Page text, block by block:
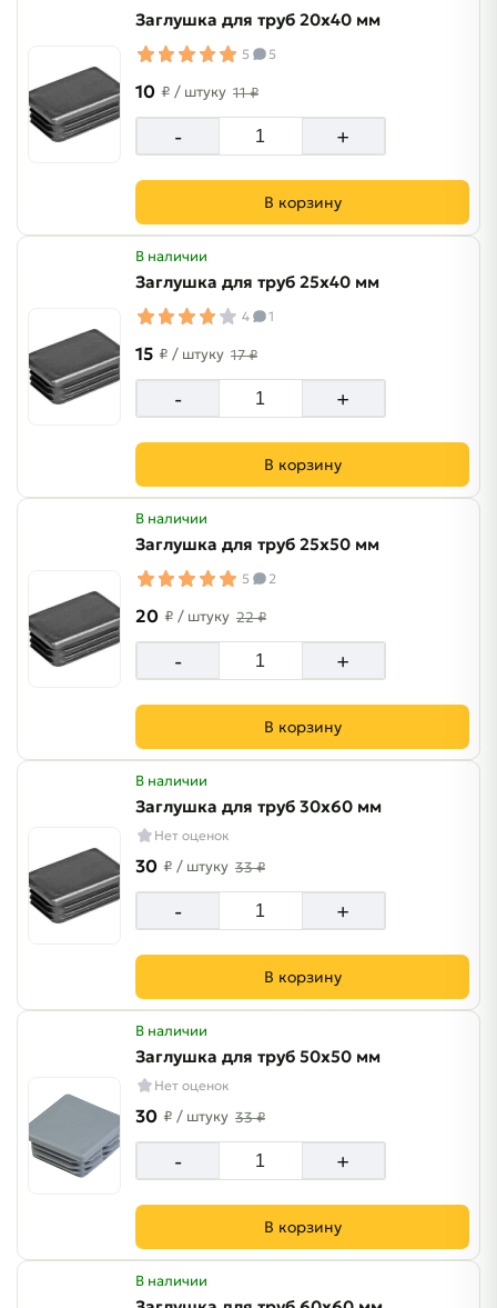
Заглушка для труб 20х40 мм
5 5
10 ₽ / штуку 11 ₽
- +
В корзину
В наличии
Заглушка для труб 25х40 мм
4 1
15 ₽ / штуку 17 ₽
- +
В корзину
В наличии
Заглушка для труб 25х50 мм
5 2
20 ₽ / штуку 22 ₽
- +
В корзину
В наличии
Заглушка для труб 30х60 мм
Нет оценок
30 ₽ / штуку 33 ₽
- +
В корзину
В наличии
Заглушка для труб 50х50 мм
Нет оценок
30 ₽ / штуку 33 ₽
- +
В корзину
В наличии